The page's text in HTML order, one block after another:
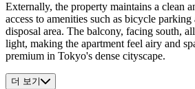
Externally, the property maintains a clean
access to amenities such as bicycle
disposal area. The balcony, facing south,
light, making the apartment feel airy and
premium in Tokyo's dense cityscape.
더 보기